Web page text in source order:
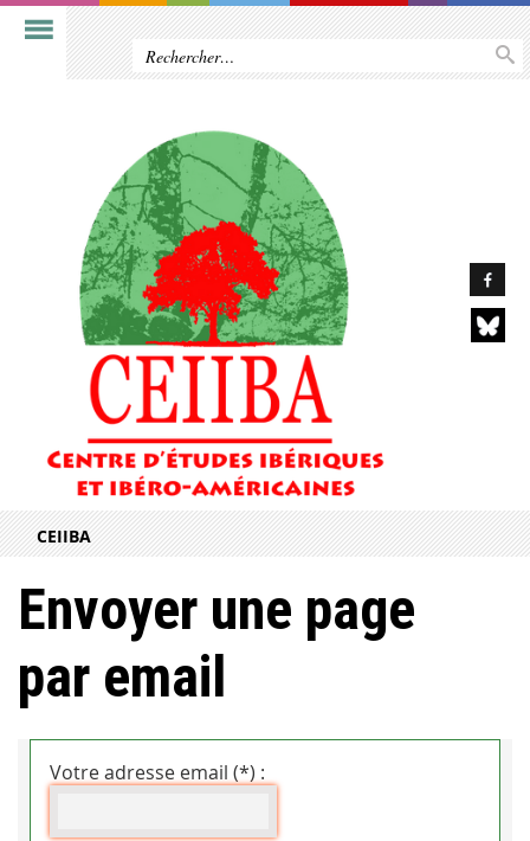
CEIIBA
Envoyer une page
par email
Votre adresse email (*) :